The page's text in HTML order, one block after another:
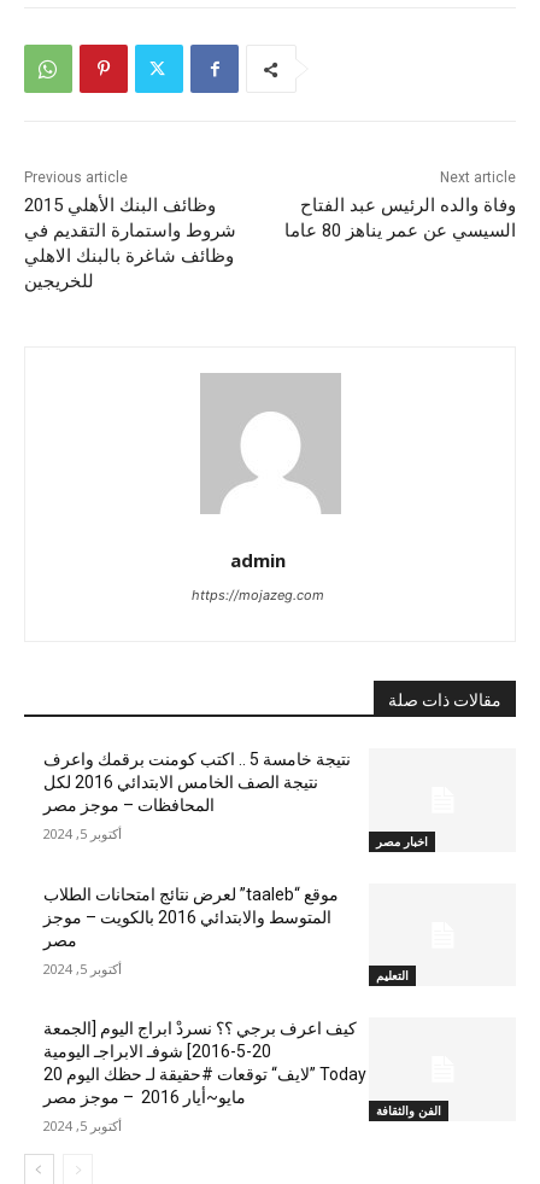
Previous article
وظائف البنك الأهلي 2015
شروط واستمارة التقديم في
وظائف شاغرة بالبنك الاهلي
للخريجين
Next article
وفاة والده الرئيس عبد الفتاح
السيسي عن عمر يناهز 80 عاما
admin
https://mojazeg.com
مقالات ذات صلة
اخبار مصر
نتيجة خامسة 5 .. اكتب كومنت برقمك واعرف
نتيجة الصف الخامس الابتدائي 2016 لكل
المحافظات – موجز مصر
أكتوبر 5, 2024
التعليم
موقع “taaleb” لعرض نتائج امتحانات الطلاب
المتوسط والابتدائي 2016 بالكويت – موجز
مصر
أكتوبر 5, 2024
الفن والثقافة
كيف اعرف برجي ؟؟ نسردْ ابراج اليوم [الجمعة
20-5-2016] شوفـ الابراجـ اليومية
Today ”لايف“ توقعات #حقيقة لـ حظك اليوم 20
مايو~أيار 2016 – موجز مصر
أكتوبر 5, 2024